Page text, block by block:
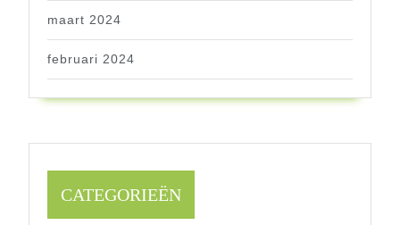
maart 2024
februari 2024
CATEGORIEËN